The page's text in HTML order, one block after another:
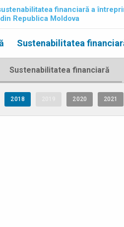
financiară a
Republica Moldova
Sustenabilitatea
Sustenabilitatea financiară
2018 2020 2021